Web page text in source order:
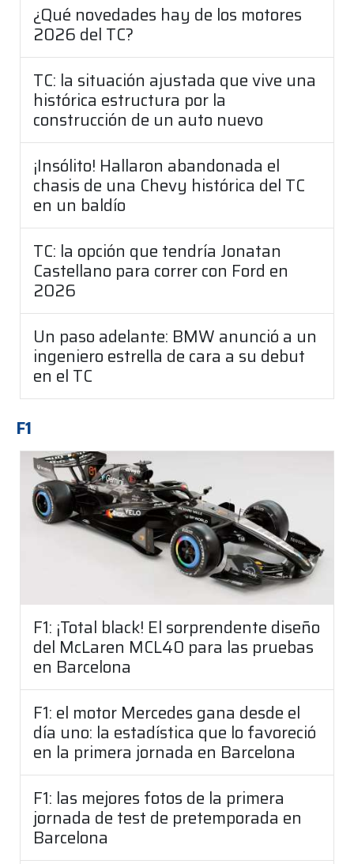
¿Qué novedades hay de los motores
2026 del TC?
TC: la situación ajustada que vive una
histórica estructura por la
construcción de un auto nuevo
¡Insólito! Hallaron abandonada el
chasis de una Chevy histórica del TC
en un baldío
TC: la opción que tendría Jonatan
Castellano para correr con Ford en
2026
Un paso adelante: BMW anunció a un
ingeniero estrella de cara a su debut
en el TC
F1
F1: ¡Total black! El sorprendente diseño
del McLaren MCL40 para las pruebas
en Barcelona
F1: el motor Mercedes gana desde el
día uno: la estadística que lo favoreció
en la primera jornada en Barcelona
F1: las mejores fotos de la primera
jornada de test de pretemporada en
Barcelona